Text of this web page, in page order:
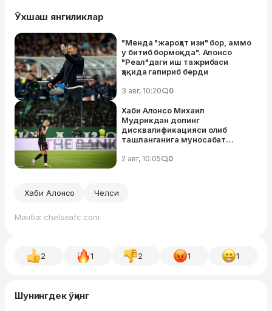
Ўхшаш янгиликлар
"Менда "жароҳат изи" бор, аммо
у битиб бормоқда". Алонсо
"Реал"даги иш тажрибаси
ҳақида гапириб берди
3 авг, 10:20 0
Хаби Алонсо Михаил
Мудрикдан допинг
дисквалификацияси олиб
ташланганига муносабат
2 авг, 10:05 0
Хаби Алонсо Челси
Манба: chelseafc.com
2 1 2 1 1
Шунингдек ўқинг